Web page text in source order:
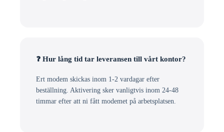
❓ Hur lång tid tar leveransen till vårt kontor?
Ert modem skickas inom 1-2 vardagar efter
beställning. Aktivering sker vanligtvis inom 24-48
timmar efter att ni fått modemet på arbetsplatsen.